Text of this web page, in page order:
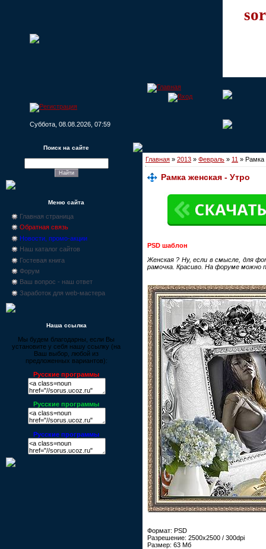
Суббота, 08.08.2026, 07:59
Поиск на сайте
Меню сайта
Главная страница
Обратная связь
Новости, промо-акции
Наш каталог сайтов
Гостевая книга
Форум
Ваш вопрос - наш ответ
Заработок для web-мастера
Наша ссылка
Мы будем благодарны, если Вы
установите у себя нашу ссылку (на
Ваш выбор, любой из
предложенных вариантов):
Русские программы
Русские программы
Русские программы
Главная » 2013 » Февраль » 11 » Рамка
Рамка женская - Утро
PSD шаблон
Женская ? Ну, если в смысле, для
рамочка. Красиво. На форуме
Формат: PSD
Разрешение: 2500х2500 / 300dpi
Размер: 63 Мб